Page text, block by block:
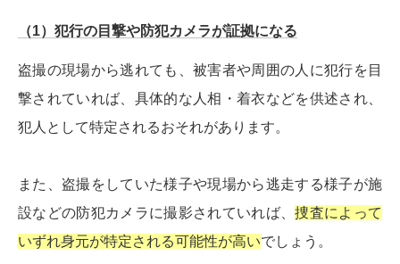
（1）犯行の目撃や防犯カメラが証拠になる
盗撮の現場から逃れても、被害者や周囲の人に犯行を目
撃されていれば、具体的な人相・着衣などを供述され、
犯人として特定されるおそれがあります。
また、盗撮をしていた様子や現場から逃走する様子が施
設などの防犯カメラに撮影されていれば、捜査によって
いずれ身元が特定される可能性が高いでしょう。